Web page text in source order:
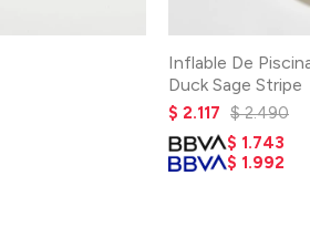
Inflable De
Duck Sage Stripe
$ 2.117 $ 2.490
$ 1.743
$ 1.992